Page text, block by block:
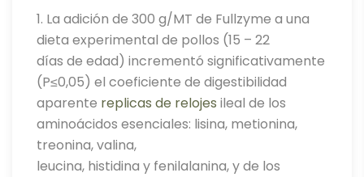
1. La adición de 300 g/MT de Fullzyme a una
dieta experimental de pollos (15 – 22
días de edad) incrementó significativamente
(P≤0,05) el coeficiente de digestibilidad
aparente replicas de relojes ileal de los
aminoácidos esenciales: lisina, metionina,
treonina, valina,
leucina, histidina y fenilalanina, y de los